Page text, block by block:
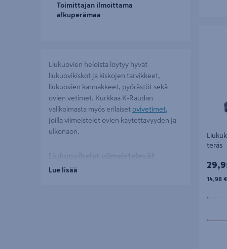
Toimittajan ilmoittama
alkuperämaa
Liukuovien heloista löytyy hyvät
liukuovikiskot ja kiskojen tarvikkeet,
liukuovien kannakkeet, pyörästöt sekä
ovien vetimet. Kurkkaa K-Raudan
valikoimasta myös erilaiset ovivetimet,
joilla viimeistelet ovien käytettävyyden ja
ulkonäön.
Liukuovihelat viimeistelevät
liukuoven toiminnan
Lue lisää
teräs
14,98 €